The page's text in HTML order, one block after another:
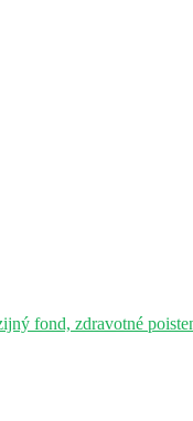
fond, zdravotné